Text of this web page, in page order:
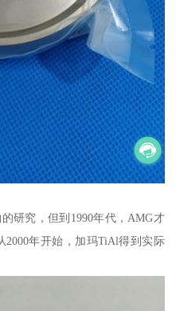
研究，但到1990年代，AMG才
年开始，加玛TiAl得到实际